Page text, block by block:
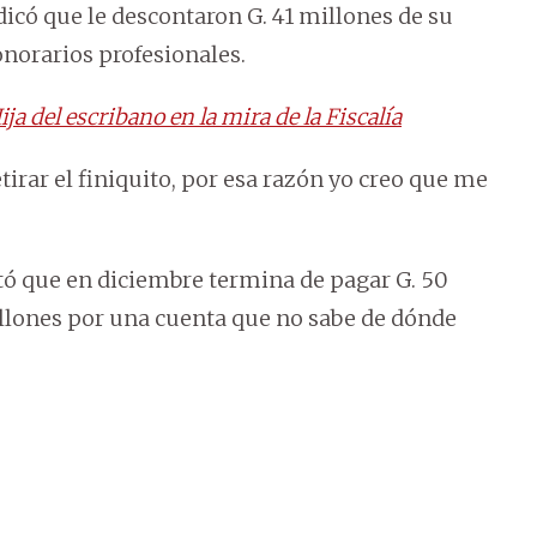
que le descontaron G. 41 millones de su
profesionales.
del escribano en la mira de la Fiscalía
el finiquito, por esa razón yo creo que me
en diciembre termina de pagar G. 50
por una cuenta que no sabe de dónde